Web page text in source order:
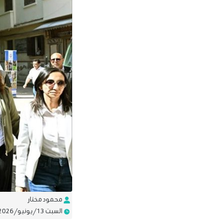
محمود مختار
السبت 13/يونيو/2026 - 06:32 م